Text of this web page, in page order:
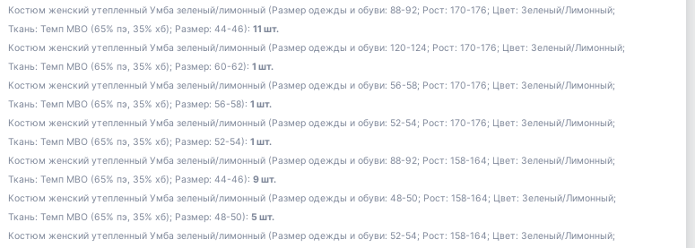
Костюм женский утепленный Умба зеленый/лимонный (Размер одежды и обуви: 88-92; Рост: 170-176; Цвет: Зеленый/Лимонный;
Ткань: Темп МВО (65% пэ, 35% хб); Размер: 44-46): 11 шт.
Костюм женский утепленный Умба зеленый/лимонный (Размер одежды и обуви: 120-124; Рост: 170-176; Цвет: Зеленый/Лимонный;
Ткань: Темп МВО (65% пэ, 35% хб); Размер: 60-62): 1 шт.
Костюм женский утепленный Умба зеленый/лимонный (Размер одежды и обуви: 56-58; Рост: 170-176; Цвет: Зеленый/Лимонный;
Ткань: Темп МВО (65% пэ, 35% хб); Размер: 56-58): 1 шт.
Костюм женский утепленный Умба зеленый/лимонный (Размер одежды и обуви: 52-54; Рост: 170-176; Цвет: Зеленый/Лимонный;
Ткань: Темп МВО (65% пэ, 35% хб); Размер: 52-54): 1 шт.
Костюм женский утепленный Умба зеленый/лимонный (Размер одежды и обуви: 88-92; Рост: 158-164; Цвет: Зеленый/Лимонный;
Ткань: Темп МВО (65% пэ, 35% хб); Размер: 44-46): 9 шт.
Костюм женский утепленный Умба зеленый/лимонный (Размер одежды и обуви: 48-50; Рост: 158-164; Цвет: Зеленый/Лимонный;
Ткань: Темп МВО (65% пэ, 35% хб); Размер: 48-50): 5 шт.
Костюм женский утепленный Умба зеленый/лимонный (Размер одежды и обуви: 52-54; Рост: 158-164; Цвет: Зеленый/Лимонный;